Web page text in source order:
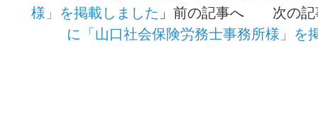
様」を掲載しました 」前の記事へ 次の記
に「山口社会保険労務士事務所様」を